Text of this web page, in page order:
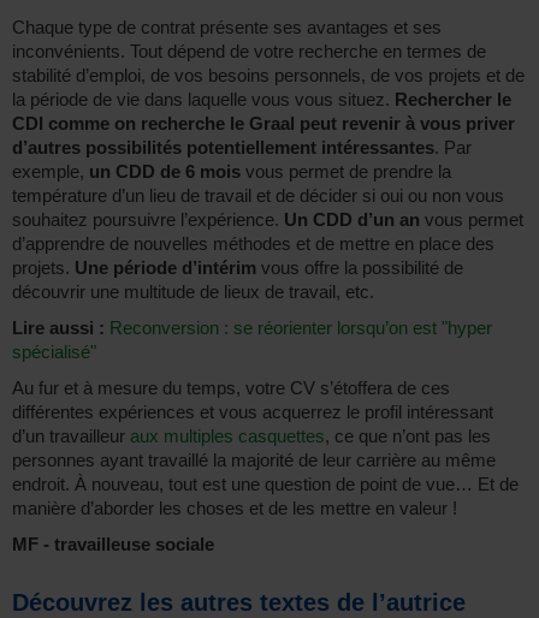
Chaque type de contrat présente ses avantages et ses
inconvénients. Tout dépend de votre recherche en termes de
stabilité d’emploi, de vos besoins personnels, de vos projets et de
la période de vie dans laquelle vous vous situez. Rechercher le
CDI comme on recherche le Graal peut revenir à vous priver
d’autres possibilités potentiellement intéressantes. Par
exemple, un CDD de 6 mois vous permet de prendre la
température d’un lieu de travail et de décider si oui ou non vous
souhaitez poursuivre l’expérience. Un CDD d’un an vous permet
d’apprendre de nouvelles méthodes et de mettre en place des
projets. Une période d’intérim vous offre la possibilité de
découvrir une multitude de lieux de travail, etc.
Lire aussi : Reconversion : se réorienter lorsqu’on est "hyper
spécialisé"
Au fur et à mesure du temps, votre CV s’étoffera de ces
différentes expériences et vous acquerrez le profil intéressant
d’un travailleur aux multiples casquettes, ce que n’ont pas les
personnes ayant travaillé la majorité de leur carrière au même
endroit. À nouveau, tout est une question de point de vue… Et de
manière d’aborder les choses et de les mettre en valeur !
MF - travailleuse sociale
Découvrez les autres textes de l’autrice